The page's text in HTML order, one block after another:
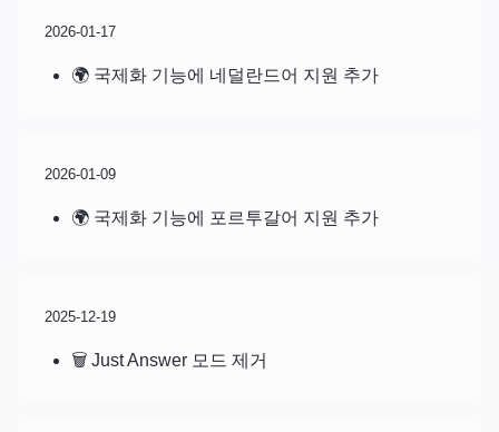
2026-01-17
🌍 국제화 기능에 네덜란드어 지원 추가
2026-01-09
🌍 국제화 기능에 포르투갈어 지원 추가
2025-12-19
🗑️ Just Answer 모드 제거